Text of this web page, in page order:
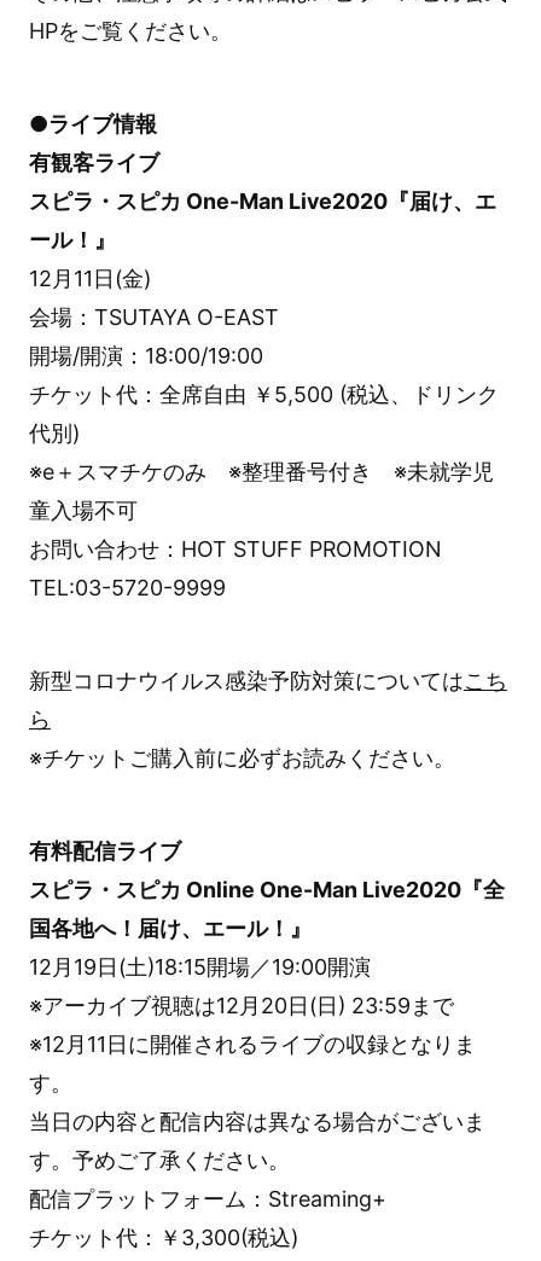
HPをご覧ください。
●ライブ情報
有観客ライブ
スピラ・スピカ One-Man Live2020『届け、エ
ール！』
12月11日(金)
会場：TSUTAYA O-EAST
開場/開演：18:00/19:00
チケット代：全席自由 ￥5,500 (税込、ドリンク
代別)
※e＋スマチケのみ ※整理番号付き ※未就学児
童入場不可
お問い合わせ：HOT STUFF PROMOTION
TEL:03-5720-9999
新型コロナウイルス感染予防対策についてはこち
ら
※チケットご購入前に必ずお読みください。
有料配信ライブ
スピラ・スピカ Online One-Man Live2020『全
国各地へ！届け、エール！』
12月19日(土)18:15開場／19:00開演
※アーカイブ視聴は12月20日(日) 23:59まで
※12月11日に開催されるライブの収録となりま
す。
当日の内容と配信内容は異なる場合がございま
す。予めご了承ください。
配信プラットフォーム：Streaming+
チケット代：￥3,300(税込)